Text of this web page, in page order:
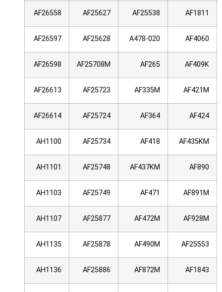
AF1811
AF25538
AF25627
AF26558
AF4060
A478-020
AF25628
AF26597
AF409K
AF265
AF25708M
AF26598
AF421M
AF335M
AF25723
AF26613
AF424
AF364
AF25724
AF26614
AF435KM
AF418
AF25734
AH1100
AF890
AF437KM
AF25748
AH1101
AF891M
AF471
AF25749
AH1103
AF928M
AF472M
AF25877
AH1107
AF25553
AF490M
AF25878
AH1135
AF1843
AF872M
AF25886
AH1136